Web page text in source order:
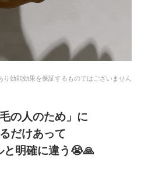
り効能効果を保証するものではございません
の人のため」に
だけあって
明確に違う 😭🙏